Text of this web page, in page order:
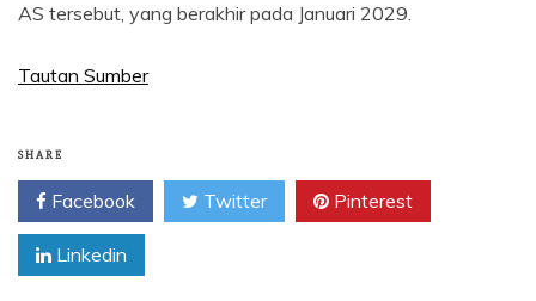
AS tersebut, yang berakhir pada Januari 2029.
Tautan Sumber
SHARE
Facebook Twitter Pinterest
Linkedin